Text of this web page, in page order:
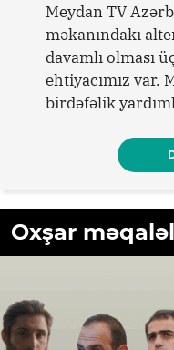
Meydan TV
məkanındakı
davamlı olması
ehtiyacımız var.
birdəfəlik
Oxşar